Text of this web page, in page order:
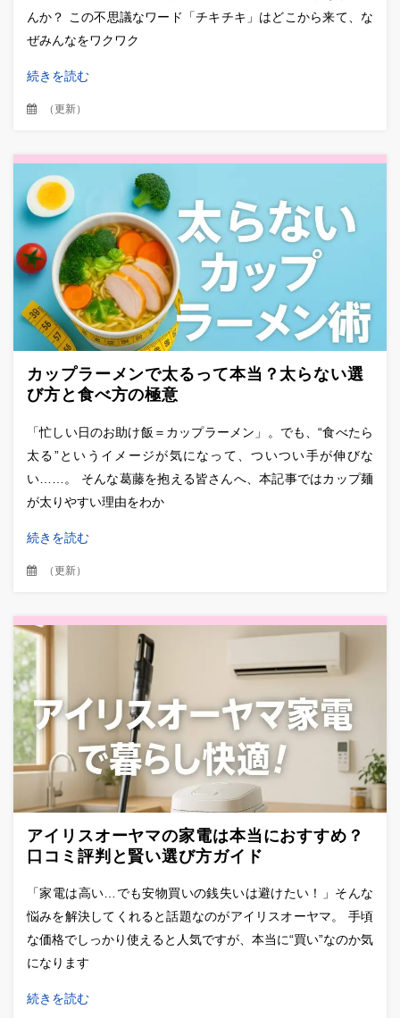
んか？ この不思議なワード「チキチキ」はどこから来て、な
ぜみんなをワクワク
続きを読む
（更新）
カップラーメンで太るって本当？太らない選
び方と食べ方の極意
「忙しい日のお助け飯＝カップラーメン」。でも、“食べたら
太る”というイメージが気になって、ついつい手が伸びな
い……。 そんな葛藤を抱える皆さんへ、本記事ではカップ麺
が太りやすい理由をわか
続きを読む
（更新）
アイリスオーヤマの家電は本当におすすめ？
口コミ評判と賢い選び方ガイド
「家電は高い…でも安物買いの銭失いは避けたい！」そんな
悩みを解決してくれると話題なのがアイリスオーヤマ。 手頃
な価格でしっかり使えると人気ですが、本当に“買い”なのか気
になります
続きを読む